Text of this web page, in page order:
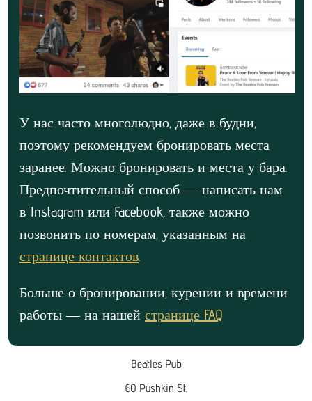
У нас часто многолюдно, даже в будни,
поэтому рекомендуем бронировать места
заранее. Можно бронировать и места у бара.
Предпочтительный способ — написать нам
в Instagram или Facebook, также можно
позвонить по номерам, указанным на
странице контактов.
Больше о бронировании, курении и времени
работы — на нашей странице FAQ.
Beatles Pub
60 Pushkin St.